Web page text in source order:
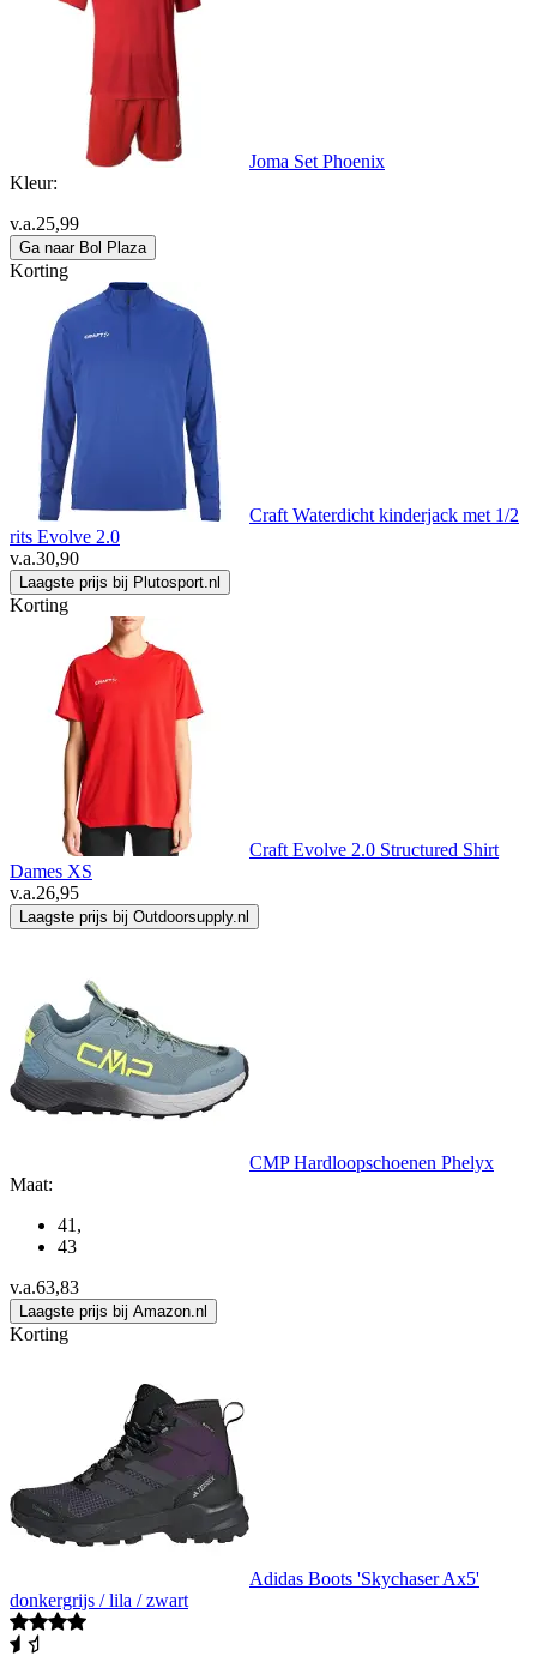
Joma Set Phoenix
Kleur:
v.a.25,99
Ga naar Bol Plaza
Korting
Craft Waterdicht kinderjack met 1/2
rits Evolve 2.0
v.a.30,90
Laagste prijs bij Plutosport.nl
Korting
Craft Evolve 2.0 Structured Shirt
Dames XS
v.a.26,95
Laagste prijs bij Outdoorsupply.nl
CMP Hardloopschoenen Phelyx
Maat:
41 ,
43
v.a.63,83
Laagste prijs bij Amazon.nl
Korting
Adidas Boots 'Skychaser Ax5'
donkergrijs / lila / zwart